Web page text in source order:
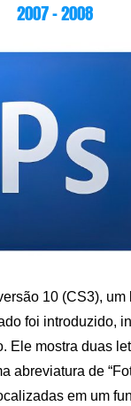
2007 – 2008
10 (CS3), um
foi introduzido,
Ele mostra duas
abreviatura de
em um